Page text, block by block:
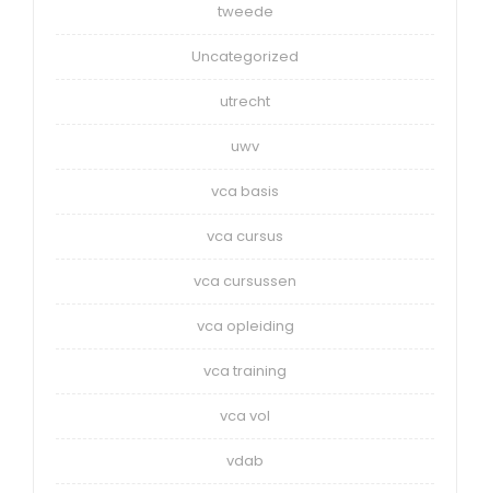
tweede
Uncategorized
utrecht
uwv
vca basis
vca cursus
vca cursussen
vca opleiding
vca training
vca vol
vdab